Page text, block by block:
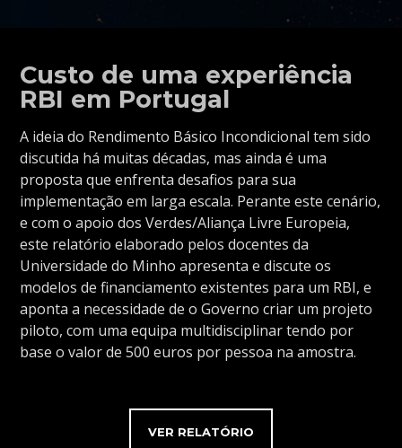
Custo de uma experiência
RBI em Portugal
A ideia do Rendimento Básico Incondicional tem sido
discutida há muitas décadas, mas ainda é uma
proposta que enfrenta desafios para sua
implementação em larga escala. Perante este cenário,
e com o apoio dos Verdes/Aliança Livre Europeia,
este relatório elaborado pelos docentes da
Universidade do Minho apresenta e discute os
modelos de financiamento existentes para um RBI, e
aponta a necessidade de o Governo criar um projeto
piloto, com uma equipa multidisciplinar tendo por
base o valor de 500 euros por pessoa na amostra.
VER RELATÓRIO